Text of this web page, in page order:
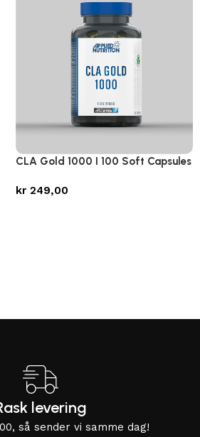
CLA Gold 1000 I 100 Soft Capsules
kr 249,00
levering
så sender vi samme dag!